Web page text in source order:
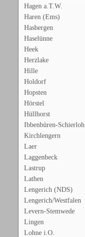
Hagen a.T.W.
Haren (Ems)
Hasbergen
Haselünne
Heek
Herzlake
Hille
Holdorf
Hopsten
Hörstel
Hüllhorst
Ibbenbüren-Schierloh
Kirchlengern
Laer
Laggenbeck
Lastrup
Lathen
Lengerich (NDS)
Lengerich/Westfalen
Levern-Stemwede
Lingen
Lohne i.O.